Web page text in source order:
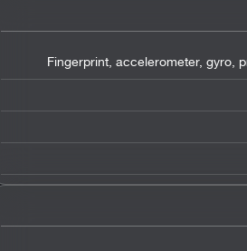
Fingerprint, accelerometer, gyro,